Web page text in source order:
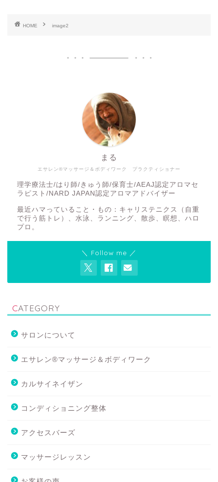
HOME image2
エサレン®マッサージ＆ボディワーク プラクティショナー
まる
理学療法士/はり師/きゅう師/保育士/AEAJ認定アロマセ
ラピスト/NARD JAPAN認定アロマアドバイザー
最近ハマっていること・もの：キャリステニクス（自重
で行う筋トレ）、水泳、ランニング、散歩、瞑想、ハロ
プロ。
＼ Follow me ／
CATEGORY
サロンについて
エサレン®マッサージ＆ボディワーク
カルサイネイザン
コンディショニング整体
アクセスバーズ
マッサージレッスン